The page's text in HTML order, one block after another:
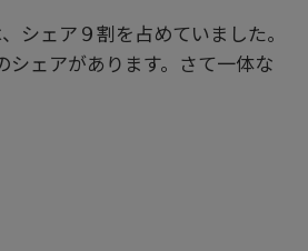
ェア９割を占めていました。
ェアがあります。さて一体な